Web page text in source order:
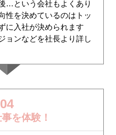
…という会社もよくあり
性を決めているのはトッ
に入社が決められます
ョンなどを社長より詳し
04
を体験！